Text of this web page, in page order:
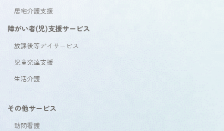
居宅介護支援
障がい者(児)支援サービス
放課後等デイサービス
児童発達支援
生活介護
その他サービス
訪問看護